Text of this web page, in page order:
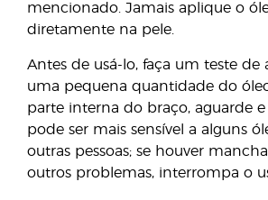
mencionado. Jamais aplique o
diretamente na pele.
Antes de usá-lo, faça um teste de
uma pequena quantidade do
parte interna do braço, aguarde e
pode ser mais sensível a alguns
outras pessoas; se houver
outros problemas, interrompa o